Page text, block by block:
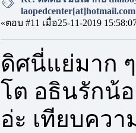
«ตอบ #11 เมื่อ25-11-2019
ดิศนี่แย่มาก
โต อธินรักน้อ
อ่ะ เทียบคว